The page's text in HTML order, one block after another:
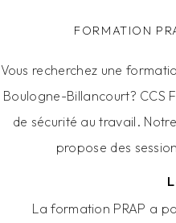
FORMATION
Vous recherchez une
Boulogne-Billancourt? CCS
de sécurité au travail.
propose des
La formation PRAP a